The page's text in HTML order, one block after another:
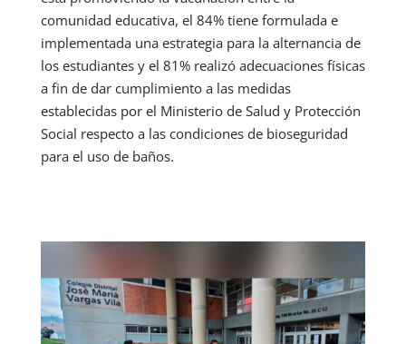
comunidad educativa, el 84% tiene formulada e
implementada una estrategia para la alternancia de
los estudiantes y el 81% realizó adecuaciones físicas
a fin de dar cumplimiento a las medidas
establecidas por el Ministerio de Salud y Protección
Social respecto a las condiciones de bioseguridad
para el uso de baños.